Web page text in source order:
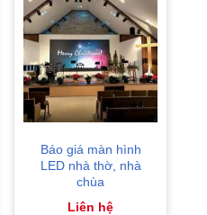
Báo giá màn hình
LED nhà thờ, nhà
chùa
Liên hệ